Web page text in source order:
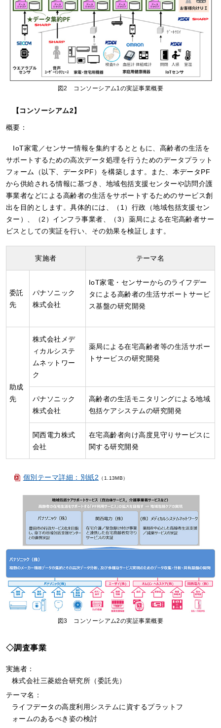
図2 コンソーシアム1の実証事業概要
【コンソーシアム2】
概要：
IoT家電／センサー情報を集約するとともに、高齢者の生活を
サポートするための高次データ処理を行うためのデータプラット
フォーム（以下、データPF）を構築します。また、本データPF
から供給される情報に基づき、地域包括支援センターや訪問介護
事業者などによる高齢者の生活をサポートするためのサービス創
出を目的とします。具体的には、（1）行政（地域包括支援セン
ター）、（2）インフラ事業者、（3）薬局による在宅高齢者サー
ビスとしての実証を行い、その効果を検証します。
実施者 テーマ名
委託
先
パナソニック
株式会社
IoT家電・センサーからのライフデー
タによる高齢者の生活サポートサービ
ス基盤の研究開発
助成
先
株式会社メデ
ィカルシステ
ムネットワー
ク
薬局による在宅高齢者等の生活サポー
トサービスの研究開発
パナソニック
株式会社
高齢者の生活モニタリングによる地域
包括ケアシステムの研究開発
関西電力株式
会社
在宅高齡者向け高度見守りサービスに
関する研究開発
個別テーマ詳細：別紙2 （1.13MB）
図3 コンソーシアム2の実証事業概要
◇調査事業
実施者：
株式会社三菱総合研究所（委託先）
テーマ名：
ライフデータの高度利用システムに資するプラットフ
ォームのあるべき姿の検討